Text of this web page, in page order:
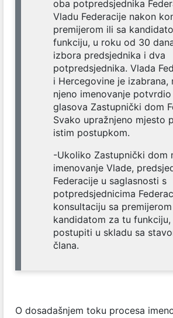
oba potpredsjednika
Vladu Federacije nakon
premijerom ili sa
funkciju, u roku od 30
izbora predsjednika i dva
potpredsjednika. Vlada
i Hercegovine je izabrana,
njeno imenovanje
glasova Zastupnički dom
Svako upražnjeno mjesto
istim postupkom.
-Ukoliko Zastupnički dom
imenovanje Vlade,
Federacije u saglasnosti s
potpredsjednicima
konsultaciju sa
kandidatom za tu
postupiti u skladu sa
člana.
O dosadašnjem toku procesa